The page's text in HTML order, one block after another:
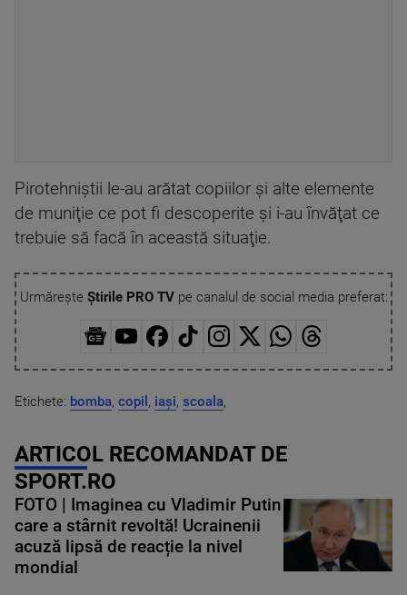
Pirotehniştii le-au arătat copiilor şi alte elemente
de muniţie ce pot fi descoperite şi i-au învăţat ce
trebuie să facă în această situaţie.
Urmărește Știrile PRO TVpe canalul de social media preferat:
Etichete: bomba, copil , iași, scoala,
ARTICOL RECOMANDAT DE
SPORT.RO
FOTO | Imaginea cu Vladimir Putin
care a stârnit revoltă! Ucrainenii
acuză lipsă de reacție la nivel
mondial